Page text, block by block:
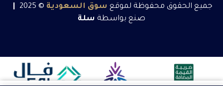
جميع الحقوق محفوظة لموقع سوق السعودية © 2025
صنع بواسطة سلة